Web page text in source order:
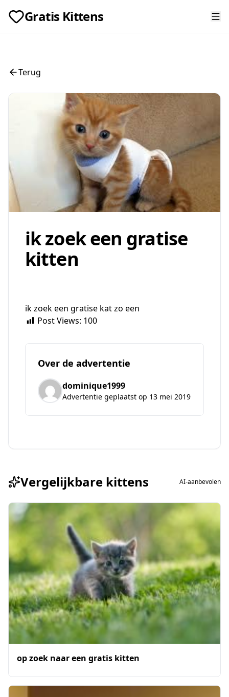
Gratis Kittens
Terug
ik zoek een gratise
kitten
ik zoek een gratise kat zo een
Post Views: 100
Over de advertentie
dominique1999
Advertentie geplaatst op 13 mei 2019
Vergelijkbare kittens AI-aanbevolen
op zoek naar een gratis kitten